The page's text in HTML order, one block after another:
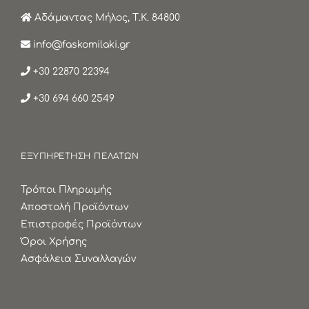
Αδάμαντας Μήλος, Τ.Κ. 84800
info@faskomilaki.gr
+30 22870 22394
+30 694 660 2549
ΕΞΥΠΗΡΕΤΗΣΗ ΠΕΛΑΤΩΝ
Τρόποι Πληρωμής
Αποστολή Προϊόντων
Επιστροφές Προϊόντων
Όροι Χρήσης
Ασφάλεια Συναλλαγών